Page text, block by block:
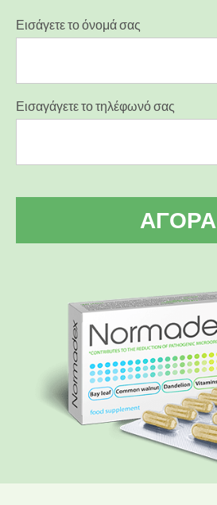
Εισάγετε το όνομά σας
Εισαγάγετε το τηλέφωνό σας
ΑΓΟΡΆ